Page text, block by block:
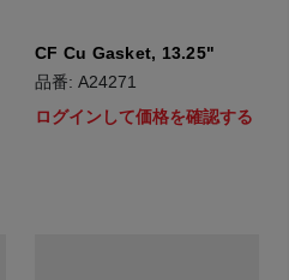
CF Cu Gasket, 13.25"
品番: A24271
ログインして価格を確認する